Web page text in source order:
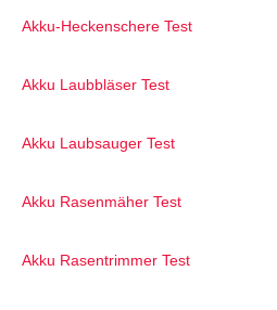
Akku-Heckenschere Test
Akku Laubbläser Test
Akku Laubsauger Test
Akku Rasenmäher Test
Akku Rasentrimmer Test